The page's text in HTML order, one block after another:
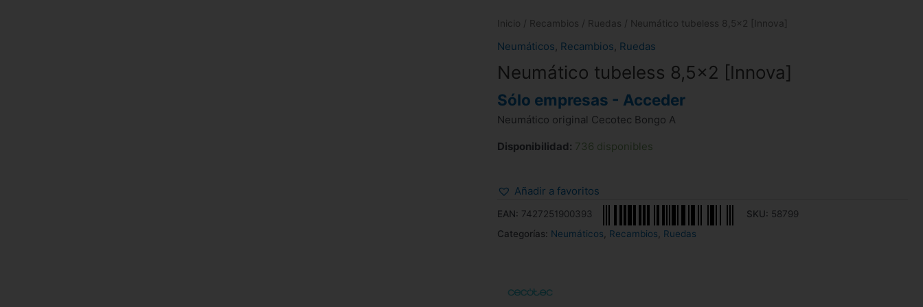
Inicio / Recambios / Ruedas / Neumático tubeless 8,5×2 [Innova]
Neumáticos, Recambios, Ruedas
Neumático tubeless 8,5×2 [Innova]
Sólo empresas - Acceder
Neumático original Cecotec Bongo A
Disponibilidad: 736 disponibles
Añadir a favoritos
EAN: 7427251900393 SKU: 58799
Categorías: Neumáticos Recambios Ruedas